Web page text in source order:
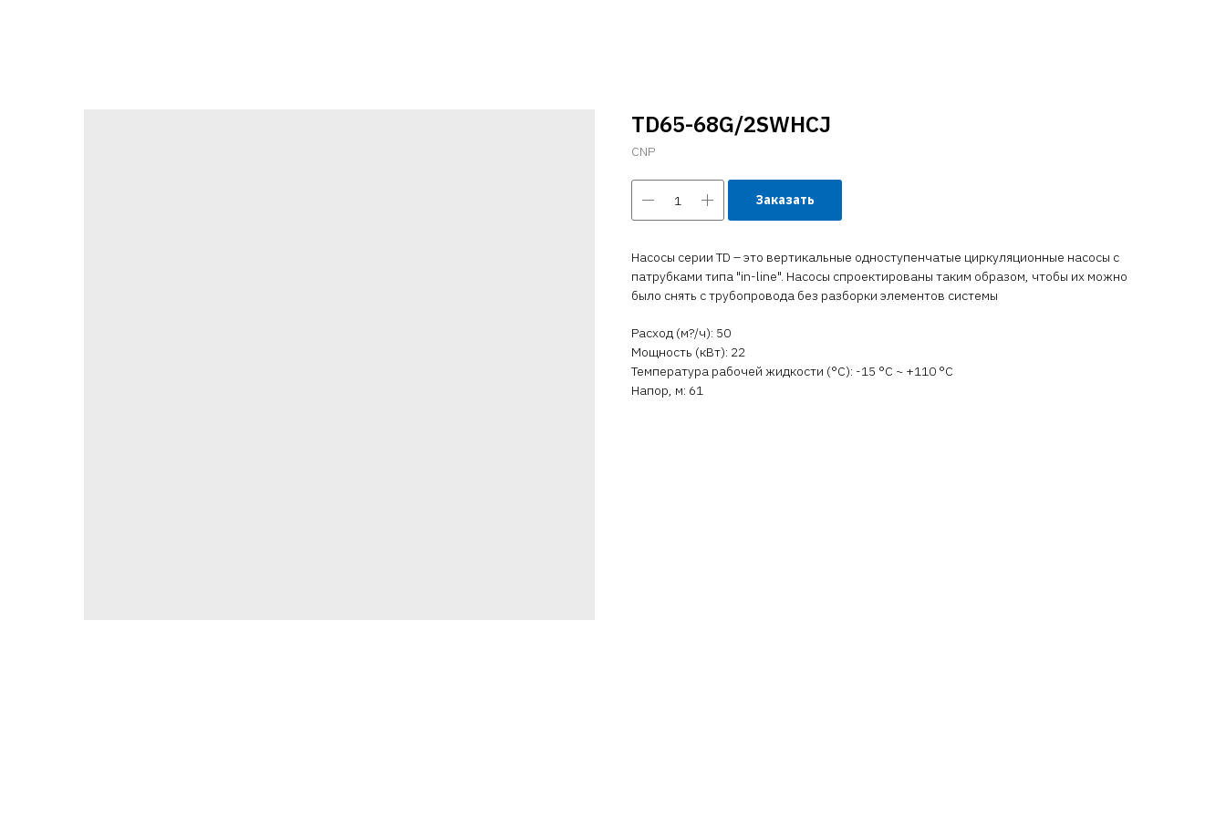
TD65-68G/2SWHCJ
CNP
Заказать
Насосы серии TD – это вертикальные одноступенчатые циркуляционные насосы с
патрубками типа "in-line". Насосы спроектированы таким образом, чтобы их можно
было снять с трубопровода без разборки элементов системы
Расход (м?/ч): 50
Мощность (кВт): 22
Температура рабочей жидкости (°C): -15 °С ~ +110 °С
Напор, м: 61